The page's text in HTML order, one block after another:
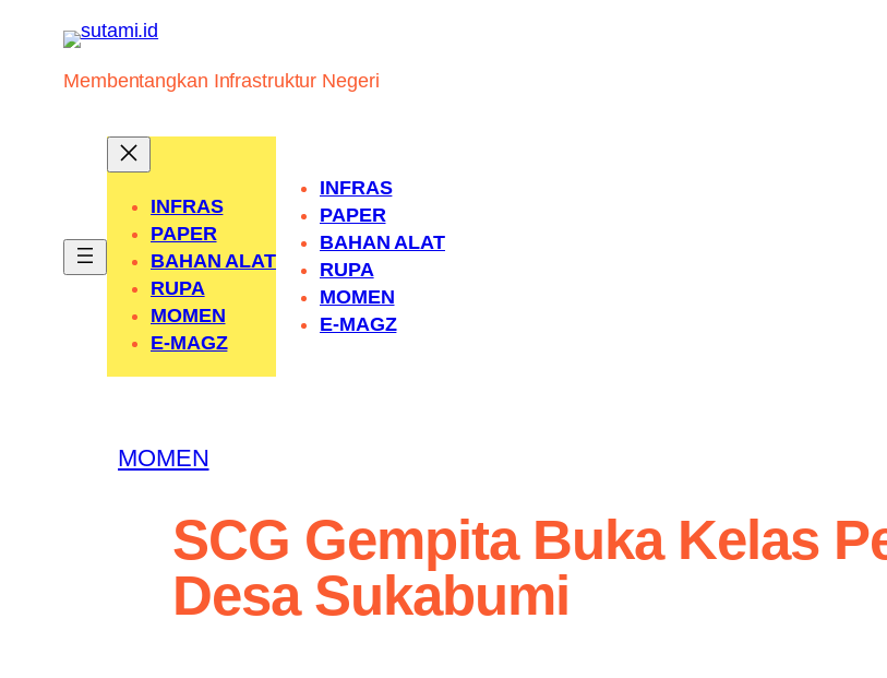
contentMembentangkan Infrastruktur Negeri
INFRAS
PAPER
BAHAN ALAT
RUPA
MOMEN
E-MAGZ
INFRAS
PAPER
BAHAN ALAT
RUPA
MOMEN
E-MAGZ
MOMEN
SCG Gempita Buka Kelas
Desa Sukabumi